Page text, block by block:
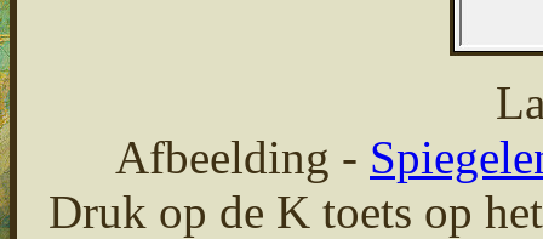
Afbeelding -
Druk op de K toets op